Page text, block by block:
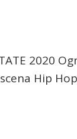
2020
Hip